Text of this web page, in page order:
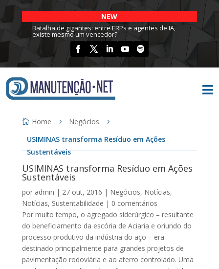
NEW
Batalha de gigantes: entre ERPs e agentes de IA,
existe mesmo um vencedor?

Home
Negócios
USIMINAS transforma Resíduo em Ações
Sustentáveis
USIMINAS transforma Resíduo em Ações
Sustentáveis
por admin | 27 out, 2016 | Negócios, Notícias,
Notícias, Sustentabilidade | 0 comentários
Por muito tempo, o agregado siderúrgico – resultante
do beneficiamento da escória de Aciaria e oriundo do
processo produtivo da indústria do aço – era
destinado principalmente para grandes projetos de
pavimentação rodoviária e ao aterro controlado. Uma